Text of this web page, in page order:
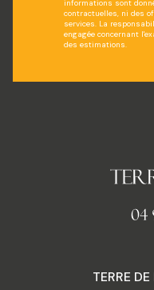
informations sont
contractuelles, ni des
services. La
engagée concernant
des estimations.
TERRE DE